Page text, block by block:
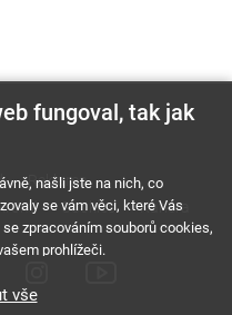
Reklama
Cookies Kariéra
fungoval, tak jak
našli jste na nich, co
se vám věci, které Vás
zpracováním souborů cookies,
prohlížeči.
vše